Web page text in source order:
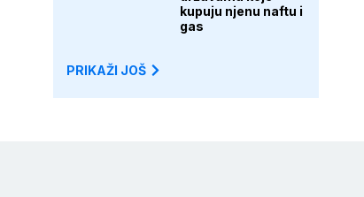
kupuju njenu naftu i
gas
PRIKAŽI JOŠ